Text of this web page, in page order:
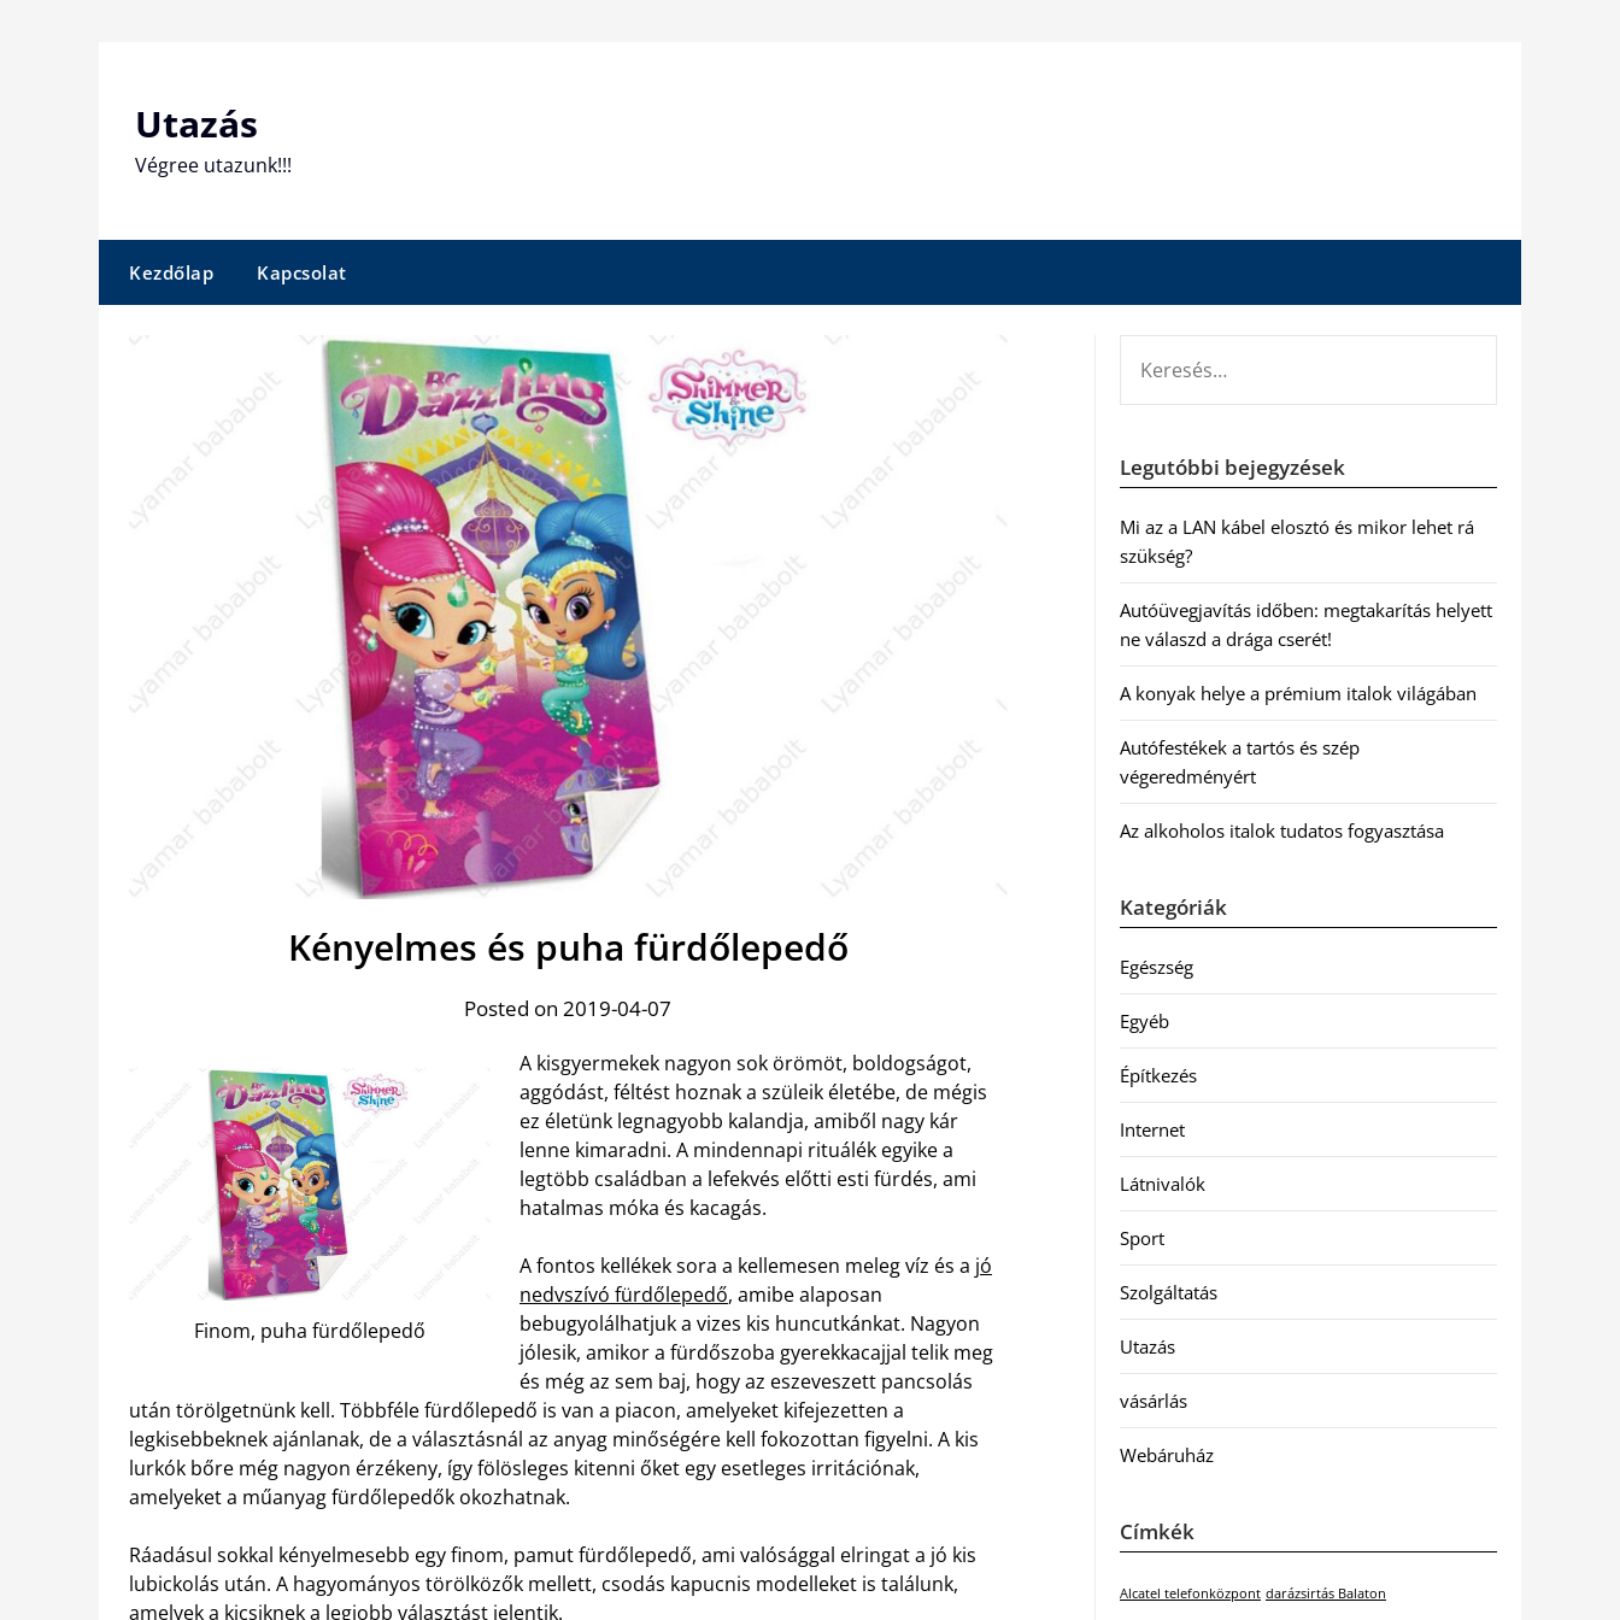
Utazás
Végree utazunk!!!
Kezdőlap Kapcsolat
Kényelmes és puha fürdőlepedő
Posted on 2019-04-07
Finom, puha fürdőlepedő
A kisgyermekek nagyon sok örömöt, boldogságot,
aggódást, féltést hoznak a szüleik életébe, de mégis
ez életünk legnagyobb kalandja, amiből nagy kár
lenne kimaradni. A mindennapi rituálék egyike a
legtöbb családban a lefekvés előtti esti fürdés, ami
hatalmas móka és kacagás.
A fontos kellékek sora a kellemesen meleg víz és a jó
nedvszívó fürdőlepedő, amibe alaposan
bebugyolálhatjuk a vizes kis huncutkánkat. Nagyon
jólesik, amikor a fürdőszoba gyerekkacajjal telik meg
és még az sem baj, hogy az eszeveszett pancsolás
után törölgetnünk kell. Többféle fürdőlepedő is van a piacon, amelyeket kifejezetten a
legkisebbeknek ajánlanak, de a választásnál az anyag minőségére kell fokozottan figyelni. A kis
lurkók bőre még nagyon érzékeny, így fölösleges kitenni őket egy esetleges irritációnak,
amelyeket a műanyag fürdőlepedők okozhatnak.
Ráadásul sokkal kényelmesebb egy finom, pamut fürdőlepedő, ami valósággal elringat a jó kis
lubickolás után. A hagyományos törölközők mellett, csodás kapucnis modelleket is találunk,
amelyek a kicsiknek a legjobb választást jelentik.
Legutóbbi bejegyzések
Mi az a LAN kábel elosztó és mikor lehet rá
szükség?
Autóüvegjavítás időben: megtakarítás helyett
ne válaszd a drága cserét!
A konyak helye a prémium italok világában
Autófestékek a tartós és szép
végeredményért
Az alkoholos italok tudatos fogyasztása
Kategóriák
Egészség
Egyéb
Építkezés
Internet
Látnivalók
Sport
Szolgáltatás
Utazás
vásárlás
Webáruház
Címkék
Alcatel telefonközpont darázsirtás Balaton